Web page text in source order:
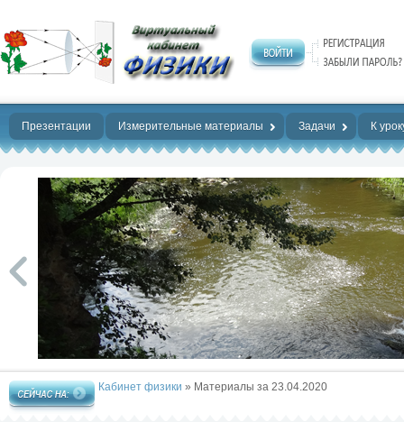
Нет предела
совершенству!
Презентации Измерительные материалы Задачи К
Кабинет физики » Материалы за 23.04.2020